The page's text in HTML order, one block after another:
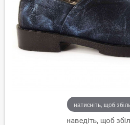
натисніть, щоб
наведіть, щоб